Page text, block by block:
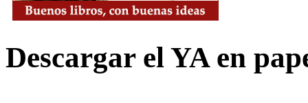
Descargar el YA en